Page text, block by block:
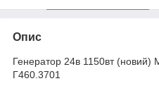
Опис
Генератор 24в 1150вт
Г460.3701